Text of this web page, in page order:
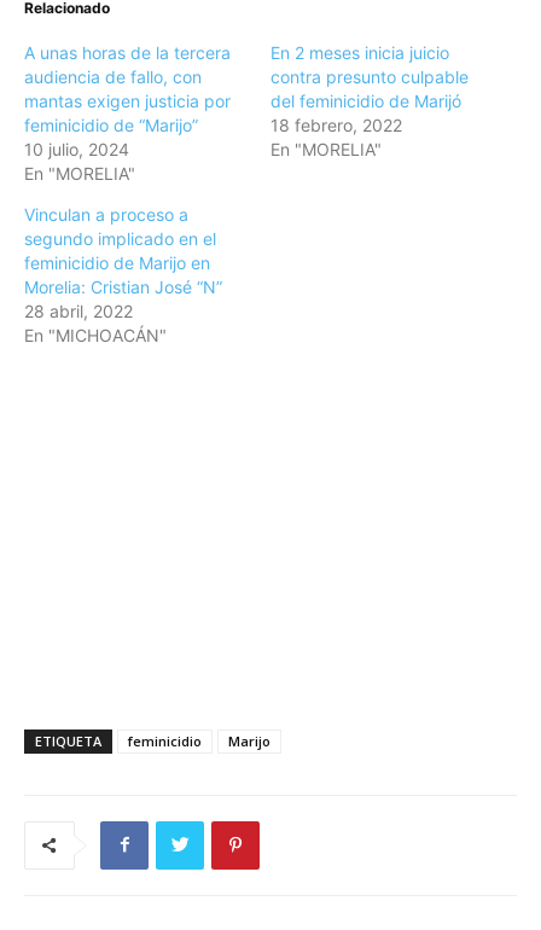
Relacionado
A unas horas de la tercera
audiencia de fallo, con
mantas exigen justicia por
feminicidio de “Marijo”
10 julio, 2024
En "MORELIA"
En 2 meses inicia juicio
contra presunto culpable
del feminicidio de Marijó
18 febrero, 2022
En "MORELIA"
Vinculan a proceso a
segundo implicado en el
feminicidio de Marijo en
Morelia: Cristian José “N”
28 abril, 2022
En "MICHOACÁN"
ETIQUETA feminicidio Marijo